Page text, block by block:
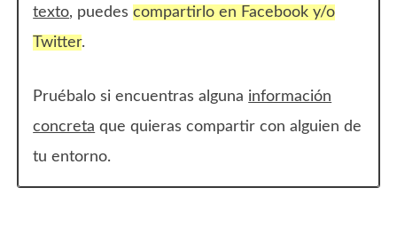
texto, puedescompartirlo en Facebook y/o
Twitter.
Pruébalo si encuentras alguna información
concreta que quieras compartir con alguien de
tu entorno.